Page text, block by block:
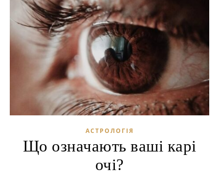
АСТРОЛОГІЯ
Що означають ваші карі
очі?